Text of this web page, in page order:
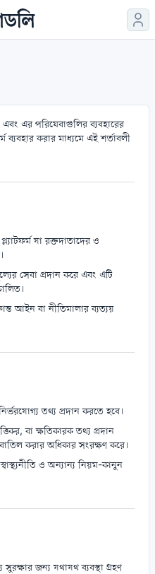
এবং এর পরিষেবাগুলির ব্যবহারের
করার মাধ্যমে এই শর্তাবলী
যা রক্তদাতাদের ও
সেবা প্রদান করে এবং এটি
আইন বা নীতিমালার ব্যত্যয়
তথ্য প্রদান করতে হবে।
বা ক্ষতিকারক তথ্য প্রদান
করার অধিকার সংরক্ষণ করে।
ও অন্যান্য নিয়ম-কানুন
সুরক্ষার জন্য যথাযথ ব্যবস্থা গ্রহণ